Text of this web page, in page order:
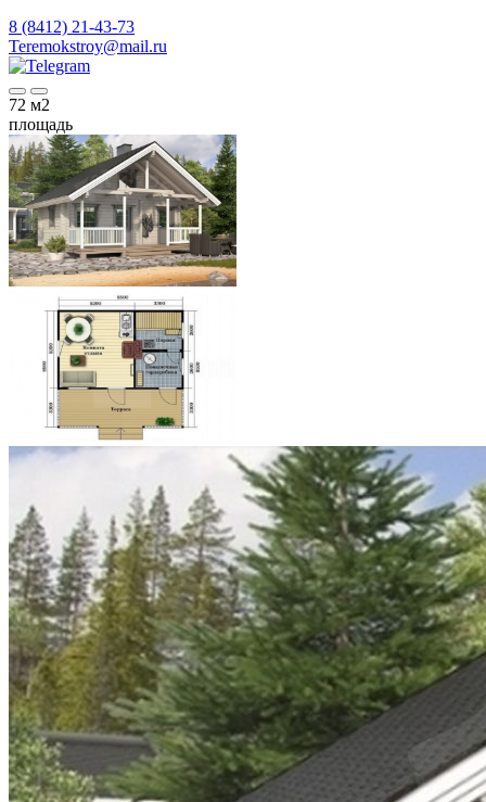
8 (8412) 21-43-73
Teremokstroy@mail.ru
72 м2
площадь